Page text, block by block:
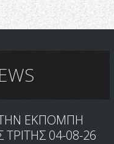
ΕΚΠΟΜΠΗ
ΤΡΙΤΗΣ 04-08-26